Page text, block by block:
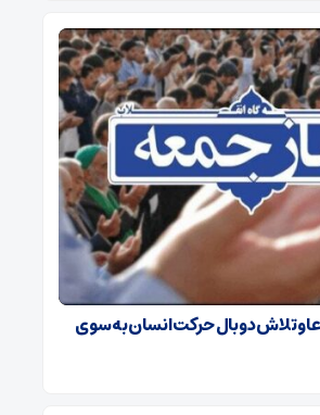
و تلاش دو بال حرکت انسان به سوی